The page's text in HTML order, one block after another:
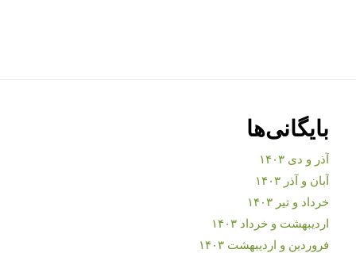
بایگانی‌ها
آذر و دی ۱۴۰۳
آبان و آذر ۱۴۰۳
خرداد و تیر ۱۴۰۳
اردیبهشت و خرداد ۱۴۰۳
فروردین و اردیبهشت ۱۴۰۳